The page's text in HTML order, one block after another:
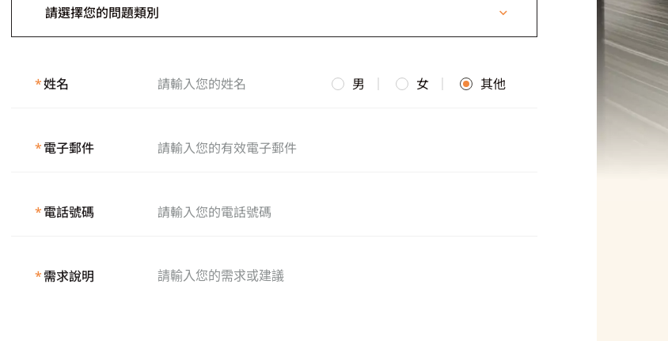
請選擇您的問題類別
*姓名 男 女 其他
*電子郵件
*電話號碼
*需求說明